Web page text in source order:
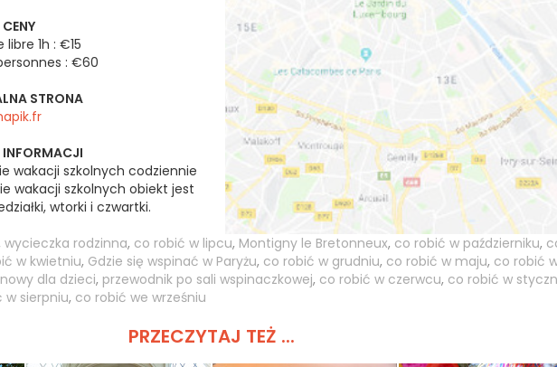
CENY
libre 1h : €15
: €60
STRONA
INFORMACJI
wakacji szkolnych codziennie
wakacji szkolnych obiekt jest
wtorki i czwartki.
wycieczka rodzinna, co robić w lipcu, Montigny le Bretonneux, co robić w październiku,
w kwietniu, Gdzie się wspinać w Paryżu, co robić w grudniu, co robić w maju, co robić
dla dzieci, przewodnik po sali wspinaczkowej, co robić w czerwcu, co robić w
w sierpniu, co robić we wrześniu
PRZECZYTAJ TEŻ ...